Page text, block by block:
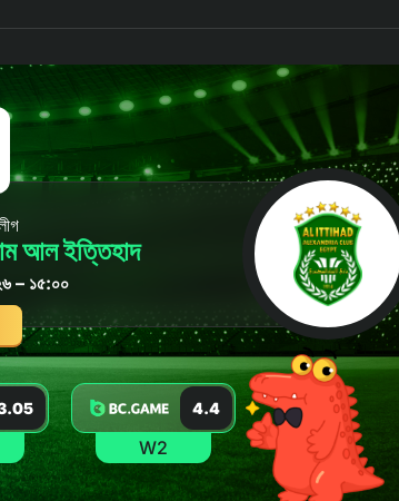
আল ইত্তিহাদ
– ১৫:০০
4.4
W2